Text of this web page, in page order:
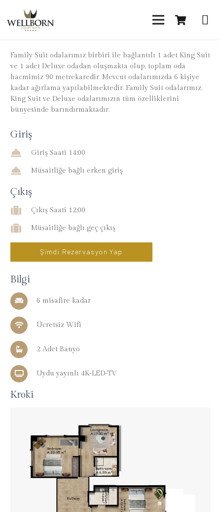
Family Suit odalarımız birbiri ile bağlantılı 1 adet King Suit
ve 1 adet Deluxe odadan oluşmakta olup, toplam oda
hacmimiz 90 metrekaredir. Mevcut odalarımızda 6 kişiye
kadar ağırlama yapılabilmektedir. Family Suit odalarımız,
King Suit ve Deluxe odalarımızın tüm özelliklerini
bünyesinde barındırmaktadır.
Giriş
Giriş Saati 14:00
Müsaitliğe bağlı erken giriş
Çıkış
Çıkış Saati 12:00
Müsaitliğe bağlı geç çıkış
Şimdi Rezervasyon Yap
Bilgi
6 misafire kadar
Ücretsiz Wifi
2 Adet Banyo
Uydu yayınlı 4K-LED-TV
Kroki